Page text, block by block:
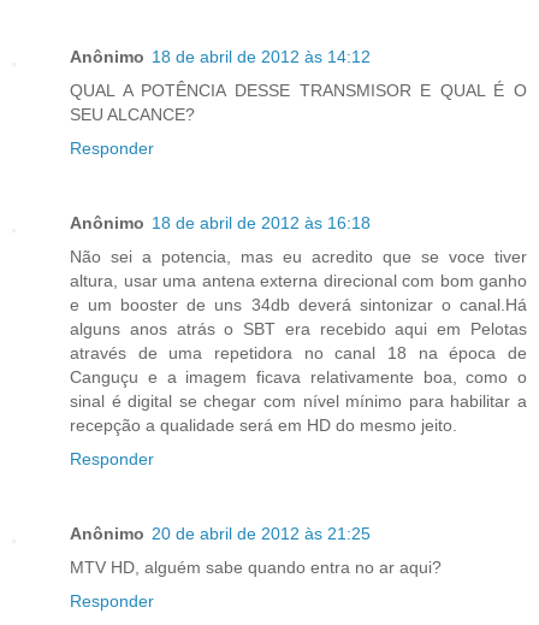
Anônimo 18 de abril de 2012 às 14:12
QUAL A POTÊNCIA DESSE TRANSMISOR E QUAL É O
SEU ALCANCE?
Responder
Anônimo 18 de abril de 2012 às 16:18
Não sei a potencia, mas eu acredito que se voce tiver
altura, usar uma antena externa direcional com bom ganho
e um booster de uns 34db deverá sintonizar o canal.Há
alguns anos atrás o SBT era recebido aqui em Pelotas
através de uma repetidora no canal 18 na época de
Canguçu e a imagem ficava relativamente boa, como o
sinal é digital se chegar com nível mínimo para habilitar a
recepção a qualidade será em HD do mesmo jeito.
Responder
Anônimo 20 de abril de 2012 às 21:25
MTV HD, alguém sabe quando entra no ar aqui?
Responder